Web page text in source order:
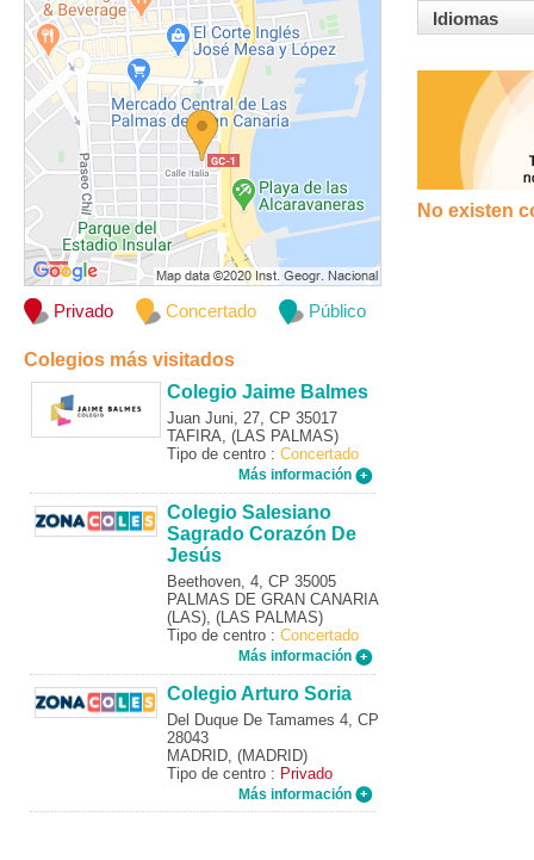
Privado Concertado Público
Colegios más visitados
Colegio Jaime Balmes
Juan Juni, 27, CP 35017
TAFIRA, (LAS PALMAS)
Tipo de centro : Concertado
Más información
Colegio Salesiano
Sagrado Corazón De
Jesús
Beethoven, 4, CP 35005
PALMAS DE GRAN CANARIA
(LAS), (LAS PALMAS)
Tipo de centro : Concertado
Más información
Colegio Arturo Soria
Del Duque De Tamames 4, CP
28043
MADRID, (MADRID)
Tipo de centro : Privado
Más información
Idiomas
No existen